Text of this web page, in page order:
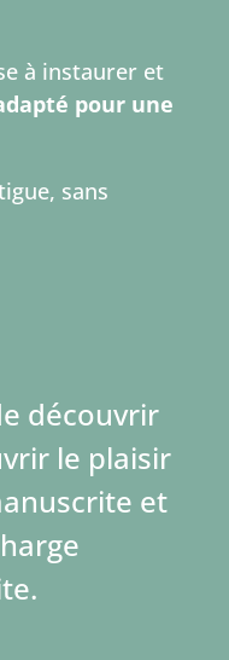
à instaurer et
pour une
sans
découvrir
le plaisir
et